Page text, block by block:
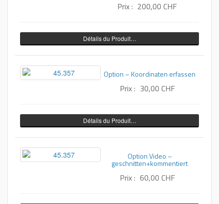
Prix : 200,00 CHF
Détails du Produit…
Option – Koordinaten erfassen
Prix : 30,00 CHF
Détails du Produit…
Option Video –
geschnitten+kommentiert
Prix : 60,00 CHF